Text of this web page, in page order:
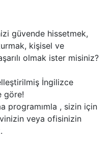
güvende hissetmek,
kişisel ve
olmak ister misiniz?
İngilizce
göre!
programımla , sizin için
veya ofisinizin